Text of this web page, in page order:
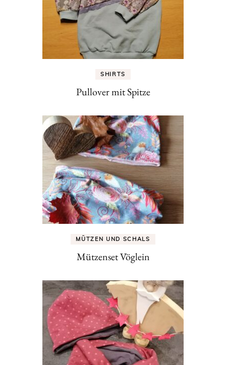
SHIRTS
Pullover mit Spitze
MÜTZEN UND SCHALS
Mützenset Vöglein